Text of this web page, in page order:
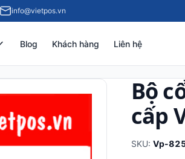
info@vietpos.vn
Blog Khách hàng Liên hệ
Bộ
cấp
SKU: Vp-